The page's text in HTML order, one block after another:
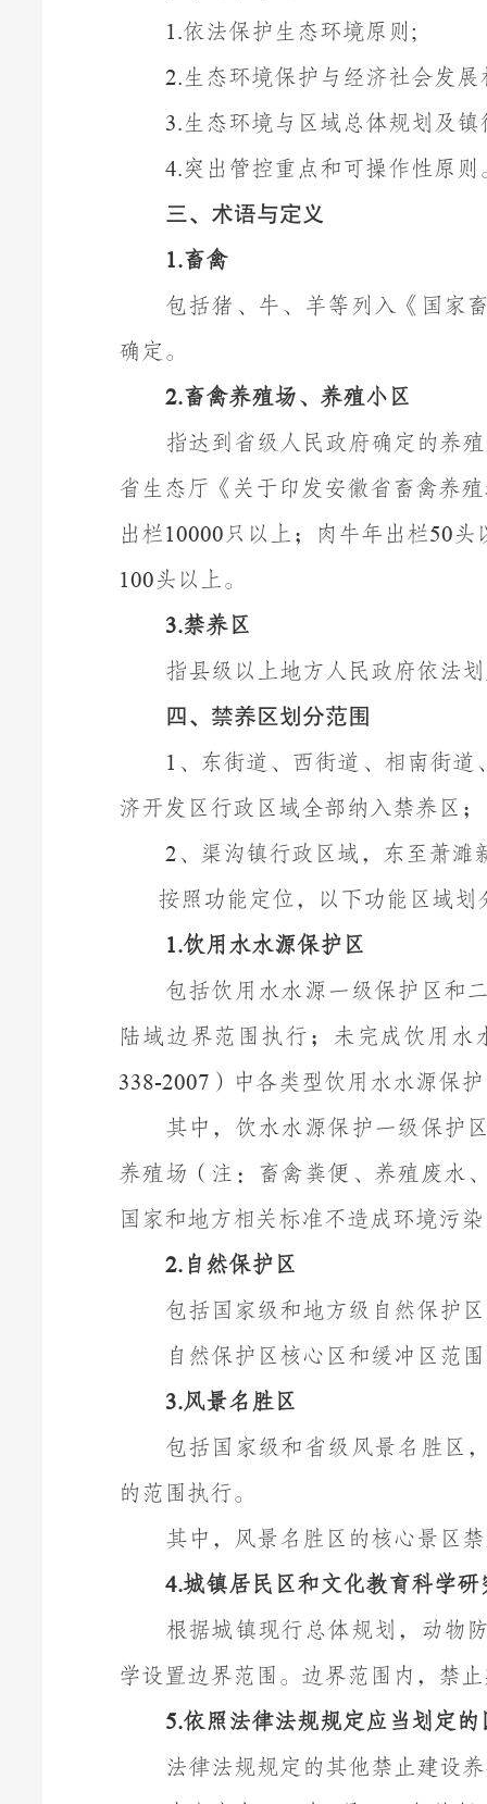
1.依法保护生态环境原则;
2.生态环境保护与经济社会发展
3.生态环境与区域总体规划及 镇
4.突出 管控重点和可操作性原则
三、术语与定义
1.畜禽
包括猪、牛、羊等列入《国家
确定。
2.畜禽养殖场、养殖小区
指达到省级人民政府确定的养
省生态厅《关于印发安徽省畜禽养
出栏10000只以上；肉牛年出栏50头
100头以上。
3.禁养区
指县级以上地方人民政府依法
四、禁养区划分范围
1 、东街道、西街道、相南街
济开发区行政区域全部纳入禁养区；
2、渠沟镇行政区域，东至萧
按照功能定位，以下功能区域划
1.饮用水水源保护区
包括饮用水水源一级保护区和
陆域边界范围执行；未完成饮用
338-2007 ）中各类型饮用水水源保
其中，饮水水源保护一级保护
养殖场（注：畜禽粪便、养殖废水
国家和地方相关标准不造成环境污
2.自然保护区
包括国家级和地方级自然保护
自然保护区核心区和缓冲区范
3.风景名胜区
包括国家级和省级风景名胜区
的范围执行。
其中，风景名胜区的核心景区
4.城镇居民区和文化教育科学研
根据城镇现行总体规划，动物
学设置边界范围。边界范围内，禁
5.依照法律法规规定应当划定的
法律法规规定的其他禁止建设